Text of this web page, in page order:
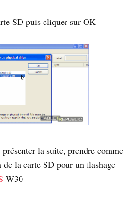
SD puis cliquer sur OK
la suite, prendre comme
de la carte SD pour un flashage
W30